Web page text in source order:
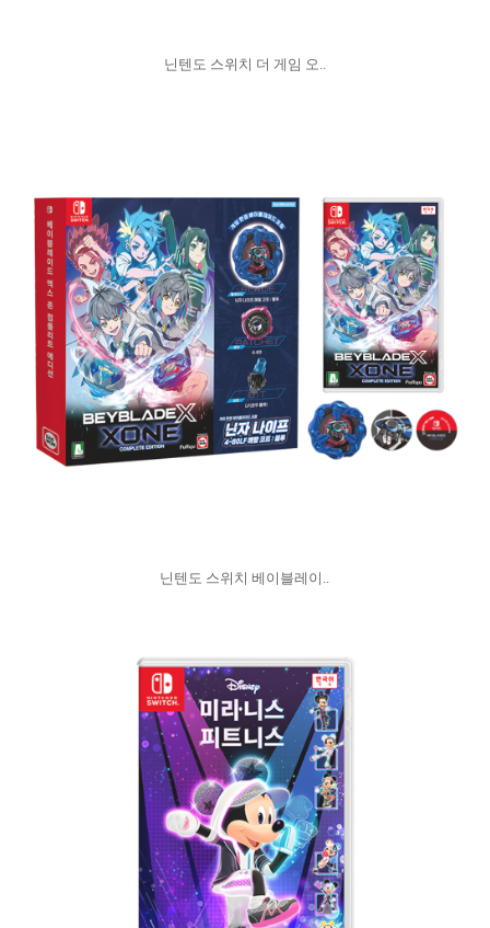
닌텐도 스위치 더 게임 오..
닌텐도 스위치 베이블레이..